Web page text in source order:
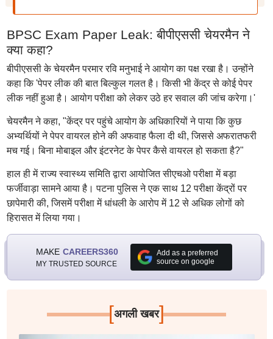
BPSC Exam Paper Leak: बीपीएससी चेयरमैन ने
क्या कहा?
बीपीएससी के चेयरमैन परमार रवि मनुभाई ने आयोग का पक्ष रखा है। उन्होंने
कहा कि 'पेपर लीक की बात बिल्कुल गलत है। किसी भी केंद्र से कोई पेपर
लीक नहीं हुआ है। आयोग परीक्षा को लेकर उठे हर सवाल की जांच करेगा।'
चेयरमैन ने कहा, "केंद्र पर पहुंचे आयोग के अधिकारियों ने पाया कि कुछ
अभ्यर्थियों ने पेपर वायरल होने की अफवाह फैला दी थी, जिससे अफरातफरी
मच गई। बिना मोबाइल और इंटरनेट के पेपर कैसे वायरल हो सकता है?"
हाल ही में राज्य स्वास्थ्य समिति द्वारा आयोजित सीएचओ परीक्षा में बड़ा
फर्जीवाड़ा सामने आया है। पटना पुलिस ने एक साथ 12 परीक्षा केंद्रों पर
छापेमारी की, जिसमें परीक्षा में धांधली के आरोप में 12 से अधिक लोगों को
हिरासत में लिया गया।
MAKE CAREERS360
MY TRUSTED SOURCE
Add as a preferred
source on google
[अगली खबर]